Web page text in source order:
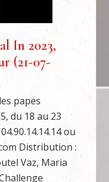
In 2023,
(21-07-
papes
du 18 au 23
ou
Distribution :
Vaz, Maria